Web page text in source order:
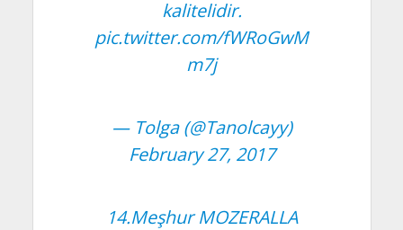
kalitelidir.
pic.twitter.com/fWRoGwM
m7j
— Tolga (@Tanolcayy)
February 27, 2017
14.Meşhur MOZERALLA